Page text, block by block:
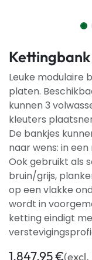
Leuke modulaire
platen.
kunnen 3
kleuters
De bankjes
naar wens: in
Ook gebruikt als
bruin/grijs,
op een vlakke
wordt in
ketting eindigt
1.847,95€(excl.